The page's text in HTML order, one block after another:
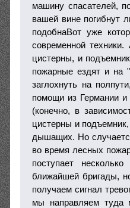
машину спасателей,
вашей вине погибнут
подобнаВот уже
современной
цистерны, и
пожарные ездят и на
заглохнуть на
помощи из Германии и
(конечно, в
цистерны и
дышащих. Но
во время лесных
поступает
ближайшей бригады,
получаем сигнал
мы направляем туда